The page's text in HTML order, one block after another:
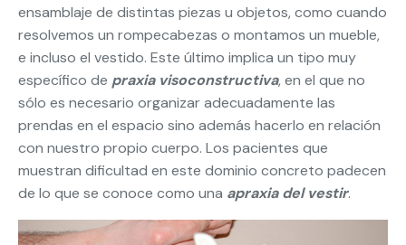
ensamblaje de distintas piezas u objetos, como cuando
resolvemos un rompecabezas o montamos un mueble,
e incluso el vestido. Este último implica un tipo muy
específico de praxia visoconstructiva, en el que no
sólo es necesario organizar adecuadamente las
prendas en el espacio sino además hacerlo en relación
con nuestro propio cuerpo. Los pacientes que
muestran dificultad en este dominio concreto padecen
de lo que se conoce como una apraxia del vestir.